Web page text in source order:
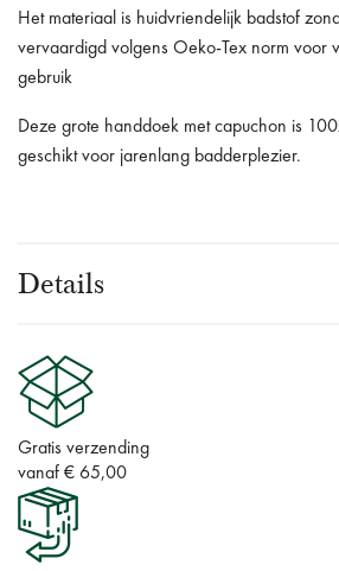
Het materiaal is huidvriendelijk badstof
vervaardigd volgens Oeko-Tex norm voor
gebruik
Deze grote handdoek met capuchon is
geschikt voor jarenlang badderplezier.
Details
Gratis verzending
vanaf € 65,00